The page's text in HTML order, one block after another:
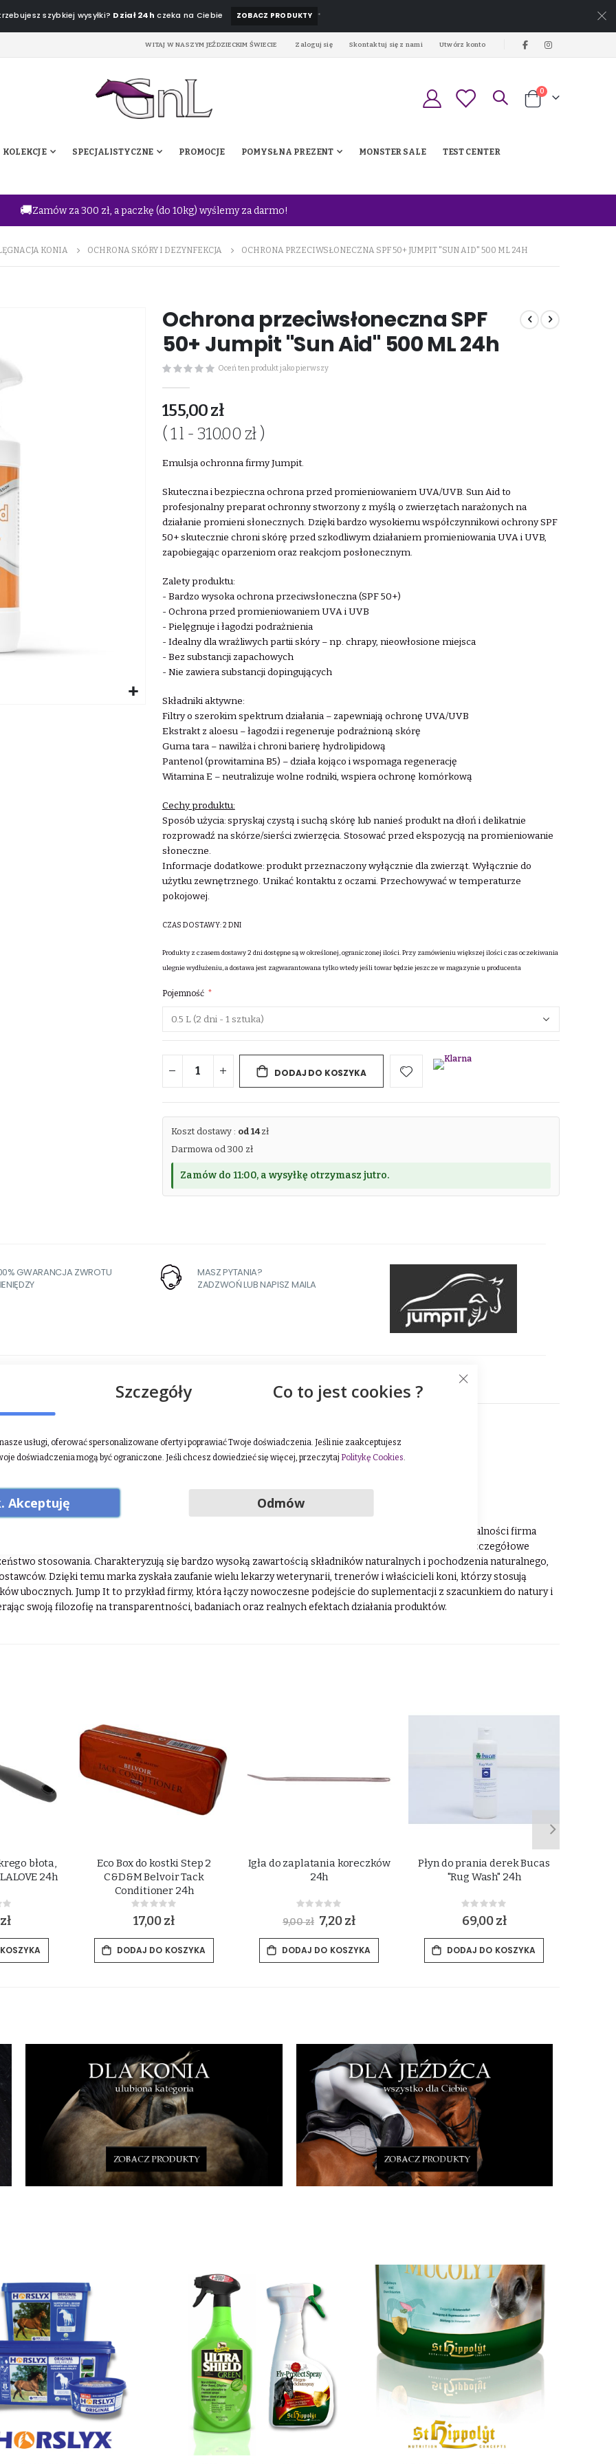
szybkiej wysyłki? Dział 24h czeka na Ciebie ZOBACZ PRODUKTY *
WITAJ W NASZYM JEŹDZIECKIM ŚWIECIE Zaloguj się Skontaktuj się z nami Utwórz konto
Koszyk
0produkty
KOLEKCJE SPECJALISTYCZNE PROMOCJE POMYSŁ NA PREZENT MONSTER SALE TEST CENTER
🚚Zamów za 300 zł, a paczkę (do 10kg) wyślemy za darmo!
KONIA OCHRONA SKÓRY I DEZYNFEKCJA OCHRONA PRZECIWSŁONECZNA SPF 50+ JUMPIT "SUN AID" 500 ML 24H
Ochrona przeciwsłoneczna SPF
50+ Jumpit "Sun Aid" 500 ML 24h
Oceń ten produkt jako pierwszy
155,00 zł
( 1 l - 310.00 zł )
Emulsja ochronna firmy Jumpit.
Skuteczna i bezpieczna ochrona przed promieniowaniem UVA/UVB. Sun Aid to
profesjonalny preparat ochronny stworzony z myślą o zwierzętach narażonych na
działanie promieni słonecznych. Dzięki bardzo wysokiemu współczynnikowi ochrony SPF
50+ skutecznie chroni skórę przed szkodliwym działaniem promieniowania UVA i UVB,
zapobiegając oparzeniom oraz reakcjom posłonecznym.
Zalety produktu:
- Bardzo wysoka ochrona przeciwsłoneczna (SPF 50+)
- Ochrona przed promieniowaniem UVA i UVB
- Pielęgnuje i łagodzi podrażnienia
- Idealny dla wrażliwych partii skóry – np. chrapy, nieowłosione miejsca
- Bez substancji zapachowych
- Nie zawiera substancji dopingujących
Składniki aktywne:
Filtry o szerokim spektrum działania – zapewniają ochronę UVA/UVB
Ekstrakt z aloesu – łagodzi i regeneruje podrażnioną skórę
Guma tara – nawilża i chroni barierę hydrolipidową
Pantenol (prowitamina B5) – działa kojąco i wspomaga regenerację
Witamina E – neutralizuje wolne rodniki, wspiera ochronę komórkową
Cechy produktu:
Sposób użycia:spryskaj czystą i suchą skórę lub nanieś produkt na dłoń i delikatnie
rozprowadź na skórze/sierści zwierzęcia. Stosować przed ekspozycją na promieniowanie
słoneczne.
Informacje dodatkowe:produkt przeznaczony wyłącznie dla zwierząt. Wyłącznie do
użytku zewnętrznego. Unikać kontaktu z oczami. Przechowywać w temperaturze
pokojowej.
CZAS DOSTAWY:2 DNI
Produkty z czasem dostawy 2 dni dostępne są w określonej, ograniczonej ilości. Przy zamówieniu większej ilości czas oczekiwania
ulegnie wydłużeniu, a dostawa jest zagwarantowana tylko wtedy jeśli towar będzie jeszcze w magazynie u producenta
Pojemność
DODAJ DO KOSZYKA
Koszt dostawy : od 14zł
Darmowa od 300 zł
Zamów do 11:00, a wysyłkę otrzymasz jutro.
GWARANCJA ZWROTU
MASZ PYTANIA?
ZADZWOŃ LUB NAPISZ MAILA
Polska, +48 690 442 891,
biuro@jump-it.pl
5, 61-680 Poznań, Polska, +48 690 442 891,
biuro@jump-it.pl
produkcji preparatów wspierających zdrowie i dobre samopoczucie koni. Od samego początku działalności firma
pochodzenie składników. Wszystkie receptury produktów Jump It opracowywane są w oparciu o szczegółowe
stosowania. Charakteryzują się bardzo wysoką zawartością składników naturalnych i pochodzenia naturalnego,
Dzięki temu marka zyskała zaufanie wielu lekarzy weterynarii, trenerów i właścicieli koni, którzy stosują
ubocznych. Jump It to przykład firmy, która łączy nowoczesne podejście do suplementacji z szacunkiem do natury i
swoją filozofię na transparentności, badaniach oraz realnych efektach działania produktów.
błota,
24h
Eco Box do kostki Step 2
C&D&M Belvoir Tack
Conditioner 24h
Rating:
0%
17,00 zł
DODAJ DO KOSZYKA
Igła do zaplatania koreczków
24h
Rating:
9,00 zł S
p
i
7,20 zł
DODAJ DO KOSZYKA
Płyn do prania derek Bucas
"Rug Wash" 24h
Rating:
0%
69,00 zł
DODAJ DO KOSZYKA
Szczegóły Co to jest cookies ?
usługi, oferować spersonalizowane oferty i poprawiać Twoje doświadczenia. Jeśli nie zaakceptujesz
doświadczenia mogą być ograniczone. Jeśli chcesz dowiedzieć się więcej, przeczytaj Politykę Cookies.
Akceptuję Odmów